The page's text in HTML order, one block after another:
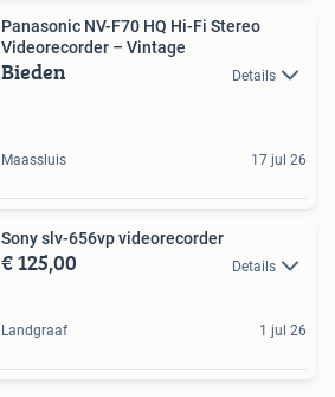
Panasonic NV-F70 HQ Hi-Fi Stereo
Videorecorder – Vintage
Bieden Details
Maassluis 17 jul 26
Sony slv-656vp videorecorder
€ 125,00 Details
Landgraaf 1 jul 26